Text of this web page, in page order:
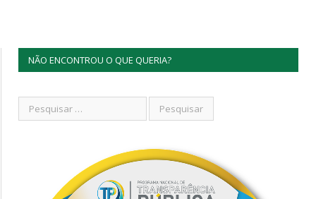
NÃO ENCONTROU O QUE QUERIA?